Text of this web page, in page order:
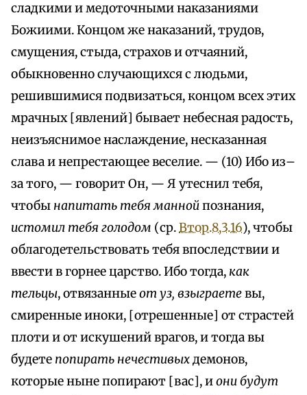
сладкими и медоточными наказаниями
Божиими. Концом же наказаний, трудов,
смущения, стыда, страхов и отчаяний,
обыкновенно случающихся с людьми,
решившимися подвизаться, концом всех этих
мрачных [явлений] бывает небесная радость,
неизъяснимое наслаждение, несказанная
слава и непрестающее веселие. — (10) Ибо из–
за того, — говорит Он, — Я утеснил тебя,
чтобы напитать тебя маннойпознания,
истомил тебя голодом (ср.Втор.8,3.16), чтобы
облагодетельствовать тебя впоследствии и
ввести в горнее царство. Ибо тогда, как
тельцы, отвязанныеот уз, взыграетевы,
смиренные иноки, [отрешенные] от страстей
плоти и от искушений врагов, и тогда вы
будете попирать нечестивыхдемонов,
которые ныне попирают [вас], иони будут